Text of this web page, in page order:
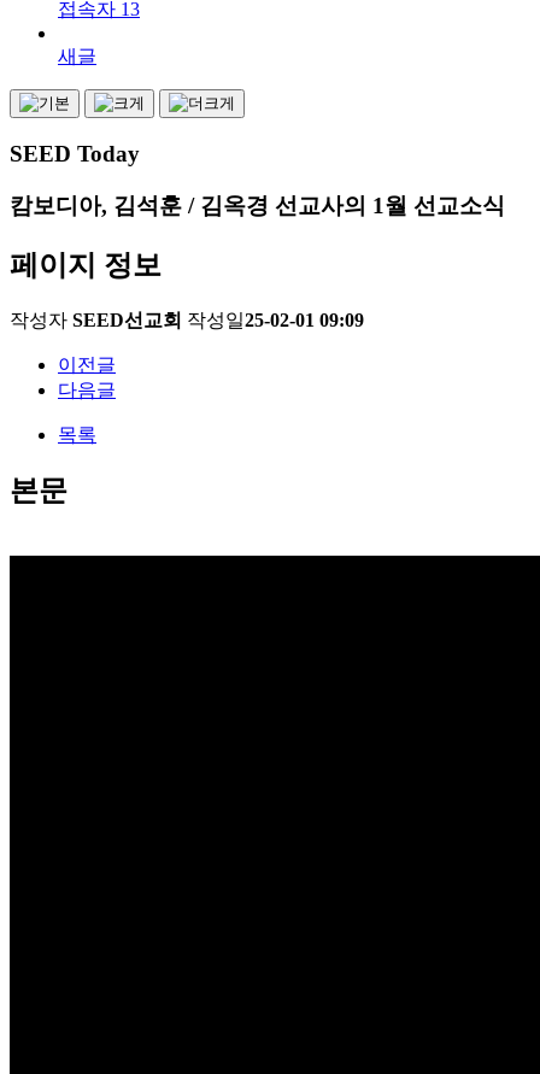
접속자 13
새글
SEED Today
캄보디아, 김석훈 / 김옥경 선교사의 1월 선교소식
페이지 정보
작성자 SEED선교회 작성일25-02-01 09:09
이전글
다음글
목록
본문